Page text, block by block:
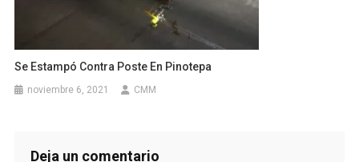
Se Estampó Contra Poste En Pinotepa
noviembre 6, 2021 CMM
Deja un comentario